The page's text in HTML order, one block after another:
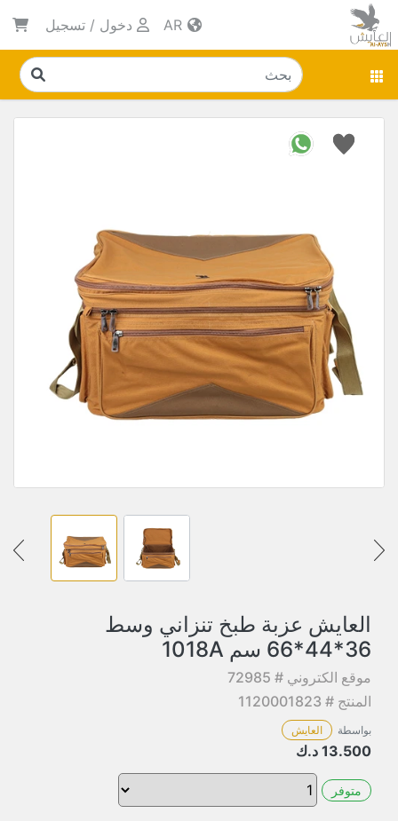
دخول / تسجيل
العايش عزبة طبخ تنزاني وسط
36*44*66 سم 1018A
موقع الكتروني # 72985
المنتج # 1120001823
بواسطة العايش
13.500 د.ك
متوفر